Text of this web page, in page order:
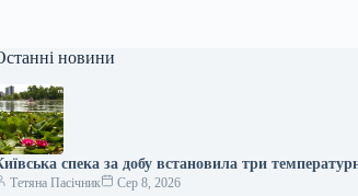
новини
спека за добу встановила три
Тетяна Пасічник
Сер 8, 2026